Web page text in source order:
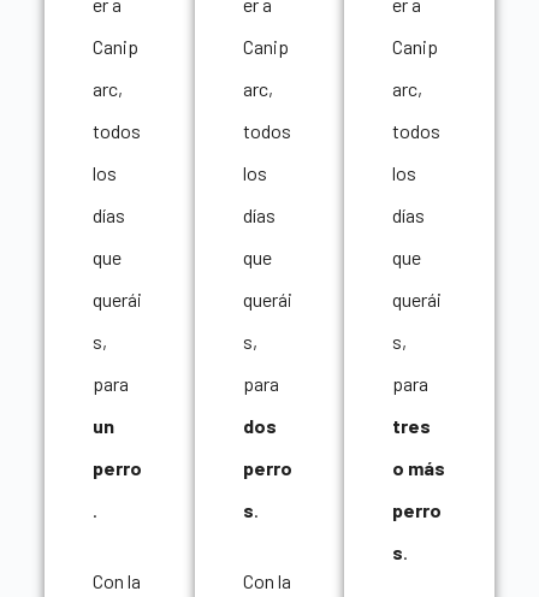
Canip
arc,
todos
los
días
que
querái
s,
para
un
perro
Con la
Canip
arc,
todos
los
días
que
querái
s,
para
dos
perro
s
Con la
Canip
arc,
todos
los
días
que
querái
s,
para
tres
o más
perro
s